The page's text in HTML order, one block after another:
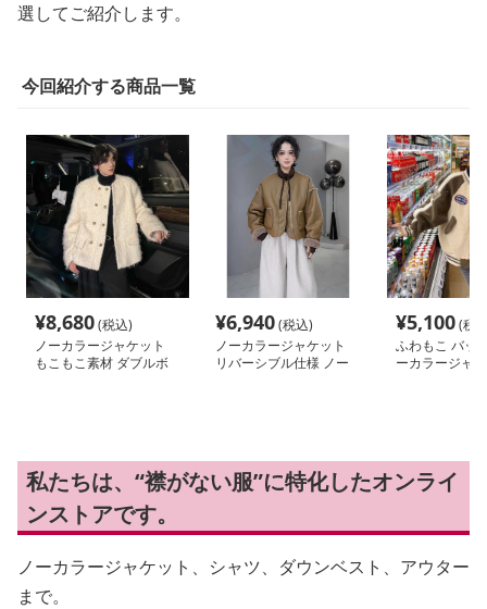
選してご紹介します。
今回紹介する商品一覧
¥8,680(税込)
ノーカラージャケット
もこもこ素材 ダブルボ
¥6,940(税込)
ノーカラージャケット
リバーシブル仕様 ノー
¥5,100(税
ふわもこ バッ
ーカラージャ
私たちは、“襟がない服”に特化したオンライ
ンストアです。
ノーカラージャケット、シャツ、ダウンベスト、アウター
まで。